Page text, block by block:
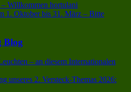
Willkommen hortulani
1. Oktober bis 31. März – Bitte
Blog
– an diesem Internationalen
unseres 2. Versteck-Themas 2026: